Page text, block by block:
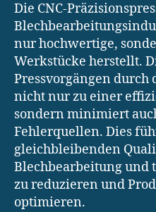
Die CNC-
nur hochwertige,
Werkstücke herstellt.
Pressvorgängen durch
nicht nur zu einer
sondern minimiert
Fehlerquellen. Dies
gleichbleibenden
Blechbearbeitung und
zu reduzieren und
optimieren.